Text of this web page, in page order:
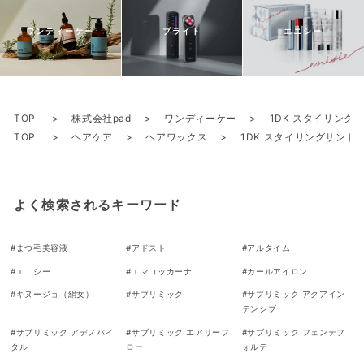
ワンディーケー ブライト エニシー
TOP 株式会社pad ワンディーケー
1DK スタイリング
TOP
ヘアケア ヘアワックス 1DK スタイリングサンド
よく検索されるキーワード
# まつ毛美容液 #アドスト #アルタイム
#エニシー #エマコッカーナ #カールアイロン
#キヌージョ（絹女） #サブリミック #サブリミック アクアイン
テンシブ
#サブリミック アデノバイ
タル
#サブリミック エアリーフ
ロー
#サブリミック フェンテフ
ォルテ